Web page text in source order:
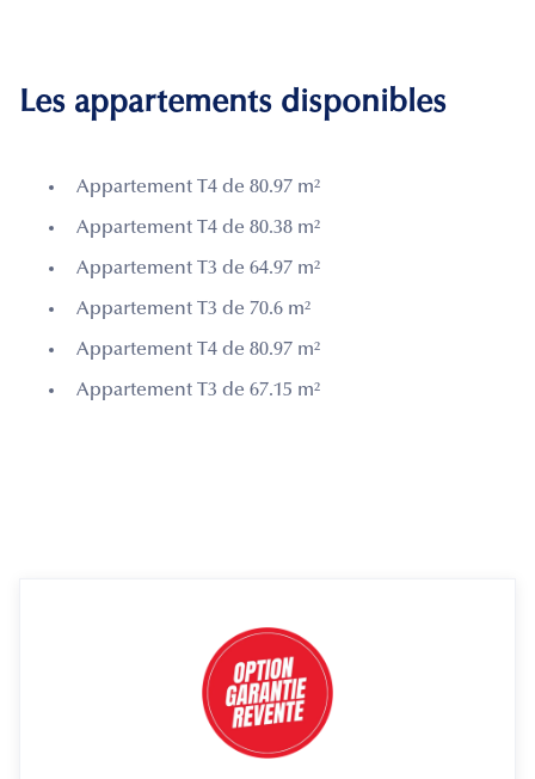
Les appartements disponibles
Appartement T4 de 80.97 m²
Appartement T4 de 80.38 m²
Appartement T3 de 64.97 m²
Appartement T3 de 70.6 m²
Appartement T4 de 80.97 m²
Appartement T3 de 67.15 m²